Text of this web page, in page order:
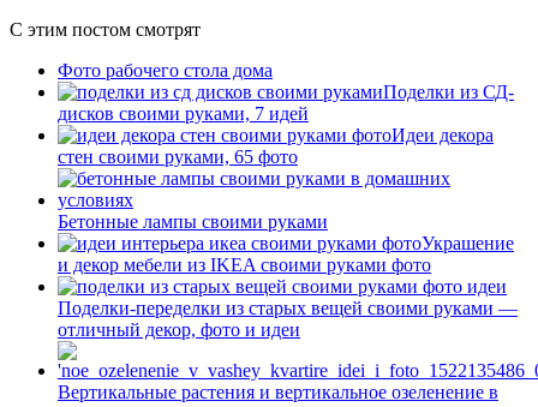
С этим постом смотрят
Фото рабочего стола дома
Поделки из СД-
дисков своими руками, 7 идей
Идеи декора
стен своими руками, 65 фото
Бетонные лампы своими руками
Украшение
и декор мебели из IKEA своими руками фото
Поделки-переделки из старых вещей своими руками —
отличный декор, фото и идеи
Вертикальные растения и вертикальное озеленение в